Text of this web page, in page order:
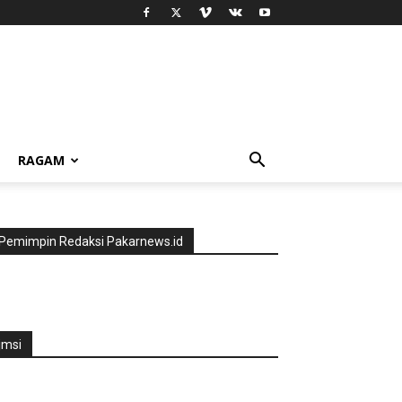
RAGAM
Pemimpin Redaksi Pakarnews.id